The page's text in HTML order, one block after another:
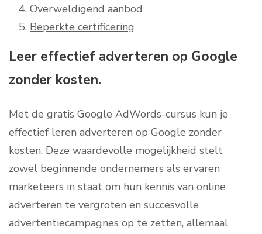
Overweldigend aanbod
Beperkte certificering
Leer effectief adverteren op Google
zonder kosten.
Met de gratis Google AdWords-cursus kun je
effectief leren adverteren op Google zonder
kosten. Deze waardevolle mogelijkheid stelt
zowel beginnende ondernemers als ervaren
marketeers in staat om hun kennis van online
adverteren te vergroten en succesvolle
advertentiecampagnes op te zetten, allemaal